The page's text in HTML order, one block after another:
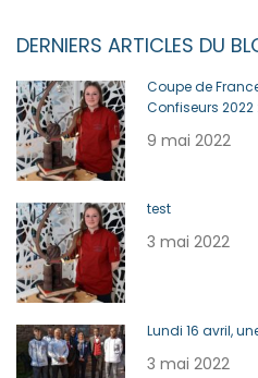
DERNIERS ARTICLES DU
Coupe de
Confiseurs 2022
9 mai 2022
test
3 mai 2022
Lundi 16 avril,
3 mai 2022